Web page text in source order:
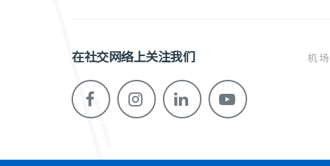
在社交网络上关注我们 机场